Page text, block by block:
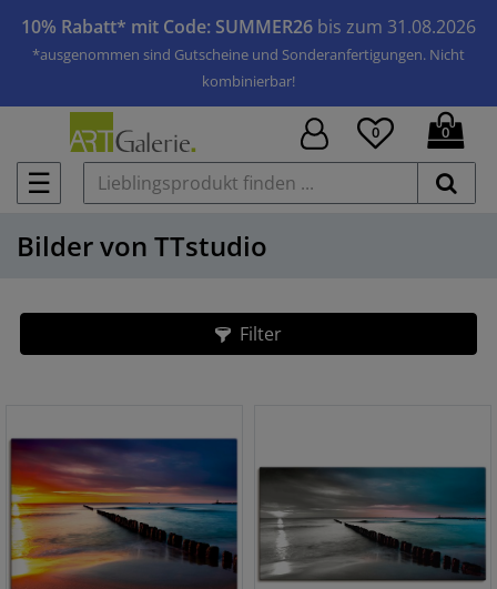
10% Rabatt* mit Code: SUMMER26 bis zum 31.08.2026
*ausgenommen sind Gutscheine und Sonderanfertigungen. Nicht
kombinierbar!
☰
0 0
Bilder von TTstudio
Filter